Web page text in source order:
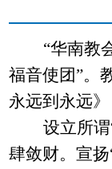
“华南教
福音使团”。
永远到永远
设立所谓
肆敛财。宣